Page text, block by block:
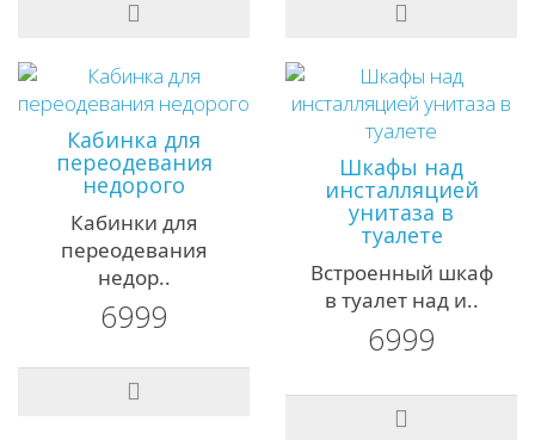
Кабинка для
переодевания
недорого
Кабинки для
переодевания
недор..
6999
Шкафы над
инсталляцией
унитаза в
туалете
Встроенный шкаф
в туалет над и..
6999